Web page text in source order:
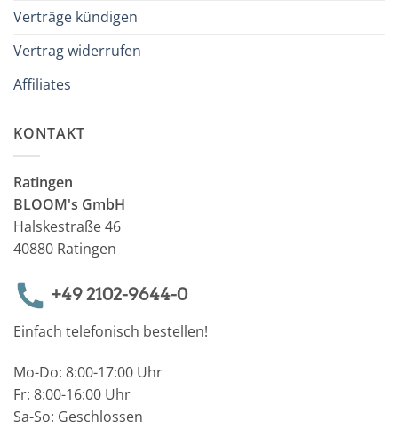
Verträge kündigen
Vertrag widerrufen
Affiliates
KONTAKT
Ratingen
BLOOM's GmbH
Halskestraße 46
40880 Ratingen
+49 2102-9644-0
Einfach telefonisch bestellen!
Mo-Do: 8:00-17:00 Uhr
Fr: 8:00-16:00 Uhr
Sa-So: Geschlossen